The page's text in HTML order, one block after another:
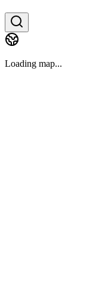
Loading map...